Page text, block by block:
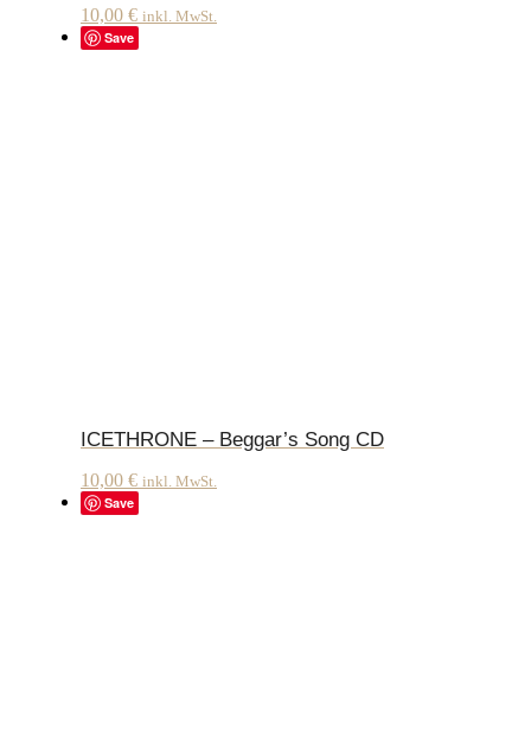
10,00 € inkl. MwSt.
Save
ICETHRONE – Beggar’s Song CD
10,00 € inkl. MwSt.
Save